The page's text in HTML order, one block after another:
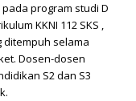
program studi D
KKNI 112 SKS ,
ditempuh selama
Dosen-dosen
S2 dan S3